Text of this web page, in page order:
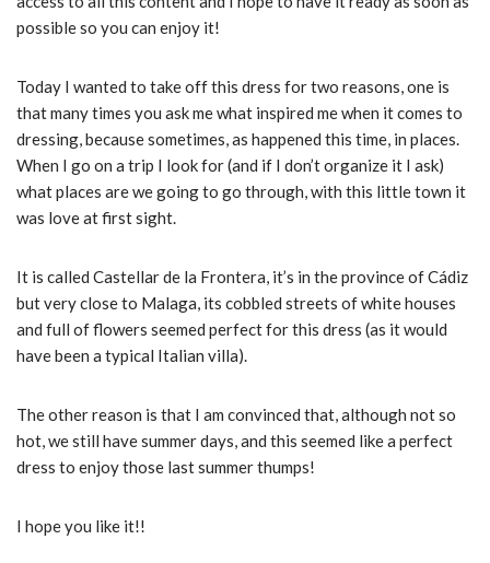
possible so you can enjoy it!
Today I wanted to take off this dress for two reasons, one is
that many times you ask me what inspired me when it comes to
dressing, because sometimes, as happened this time, in places.
When I go on a trip I look for (and if I don’t organize it I ask)
what places are we going to go through, with this little town it
was love at first sight.
It is called Castellar de la Frontera, it’s in the province of Cádiz
but very close to Malaga, its cobbled streets of white houses
and full of flowers seemed perfect for this dress (as it would
have been a typical Italian villa).
The other reason is that I am convinced that, although not so
hot, we still have summer days, and this seemed like a perfect
dress to enjoy those last summer thumps!
I hope you like it!!